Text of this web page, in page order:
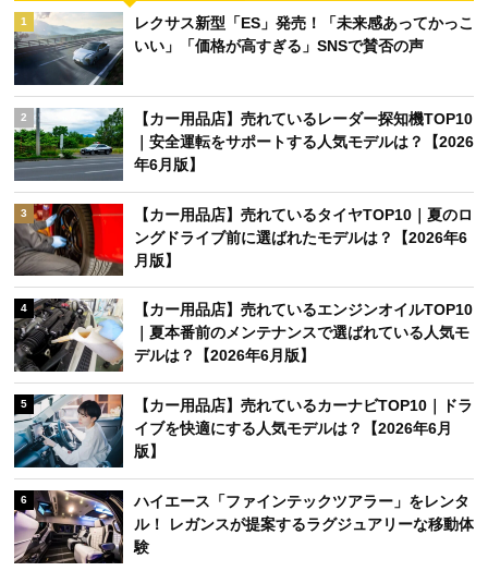
アクセスランキング
1
レクサス新型「ES」発売！「未来感あってかっこ
いい」「価格が高すぎる」SNSで賛否の声
2
【カー用品店】売れているレーダー探知機TOP10
｜安全運転をサポートする人気モデルは？【2026
年6月版】
3
【カー用品店】売れているタイヤTOP10｜夏のロ
ングドライブ前に選ばれたモデルは？【2026年6
月版】
4
【カー用品店】売れているエンジンオイルTOP10
｜夏本番前のメンテナンスで選ばれている人気モ
デルは？【2026年6月版】
5
【カー用品店】売れているカーナビTOP10｜ドラ
イブを快適にする人気モデルは？【2026年6月
版】